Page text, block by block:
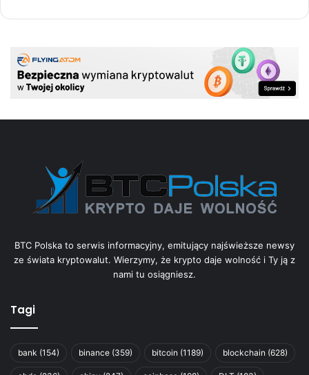
BTC Polska to serwis informacyjny, emitujący najświeższe newsy
ze świata kryptowalut. Wierzymy, że krypto daje wolność i Ty ją z
nami tu osiągniesz.
Tagi
bank (154) binance (359) bitcoin (1189) blockchain (628)